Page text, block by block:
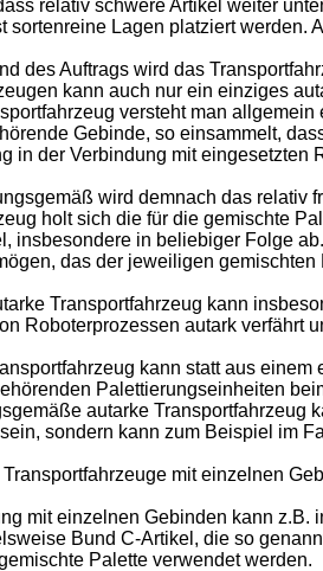
relativ schwere Artikel weiter
sortenreine Lagen platziert
des Auftrags wird das
kann auch nur ein einziges
versteht man
Gebinde, so einsammelt,
in der Verbindung mit eingesetzten
wird demnach das relativ
holt sich die für die gemischte
insbesondere in beliebiger Folge
das der jeweiligen
Transportfahrzeug kann
Roboterprozessen autark verfährt
kann statt aus
Palettierungseinheiten
autarke Transportfahrzeug
sondern kann zum Beispiel im
mit einzelnen
mit einzelnen Gebinden kann z.B.
Bund C-Artikel, die so
Palette verwendet werden.